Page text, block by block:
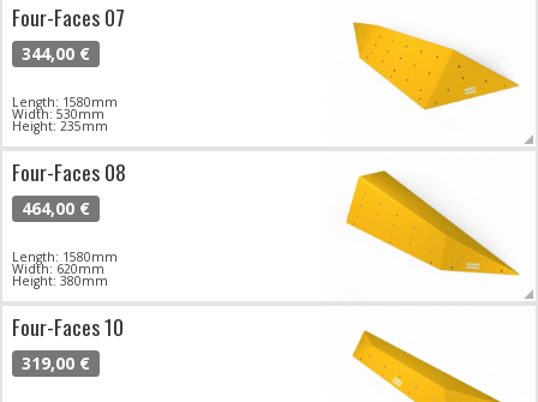
Four-Faces 07
344,00 €
Length: 1580mm
Width: 530mm
Height: 235mm
Four-Faces 08
464,00 €
Length: 1580mm
Width: 620mm
Height: 380mm
Four-Faces 10
319,00 €